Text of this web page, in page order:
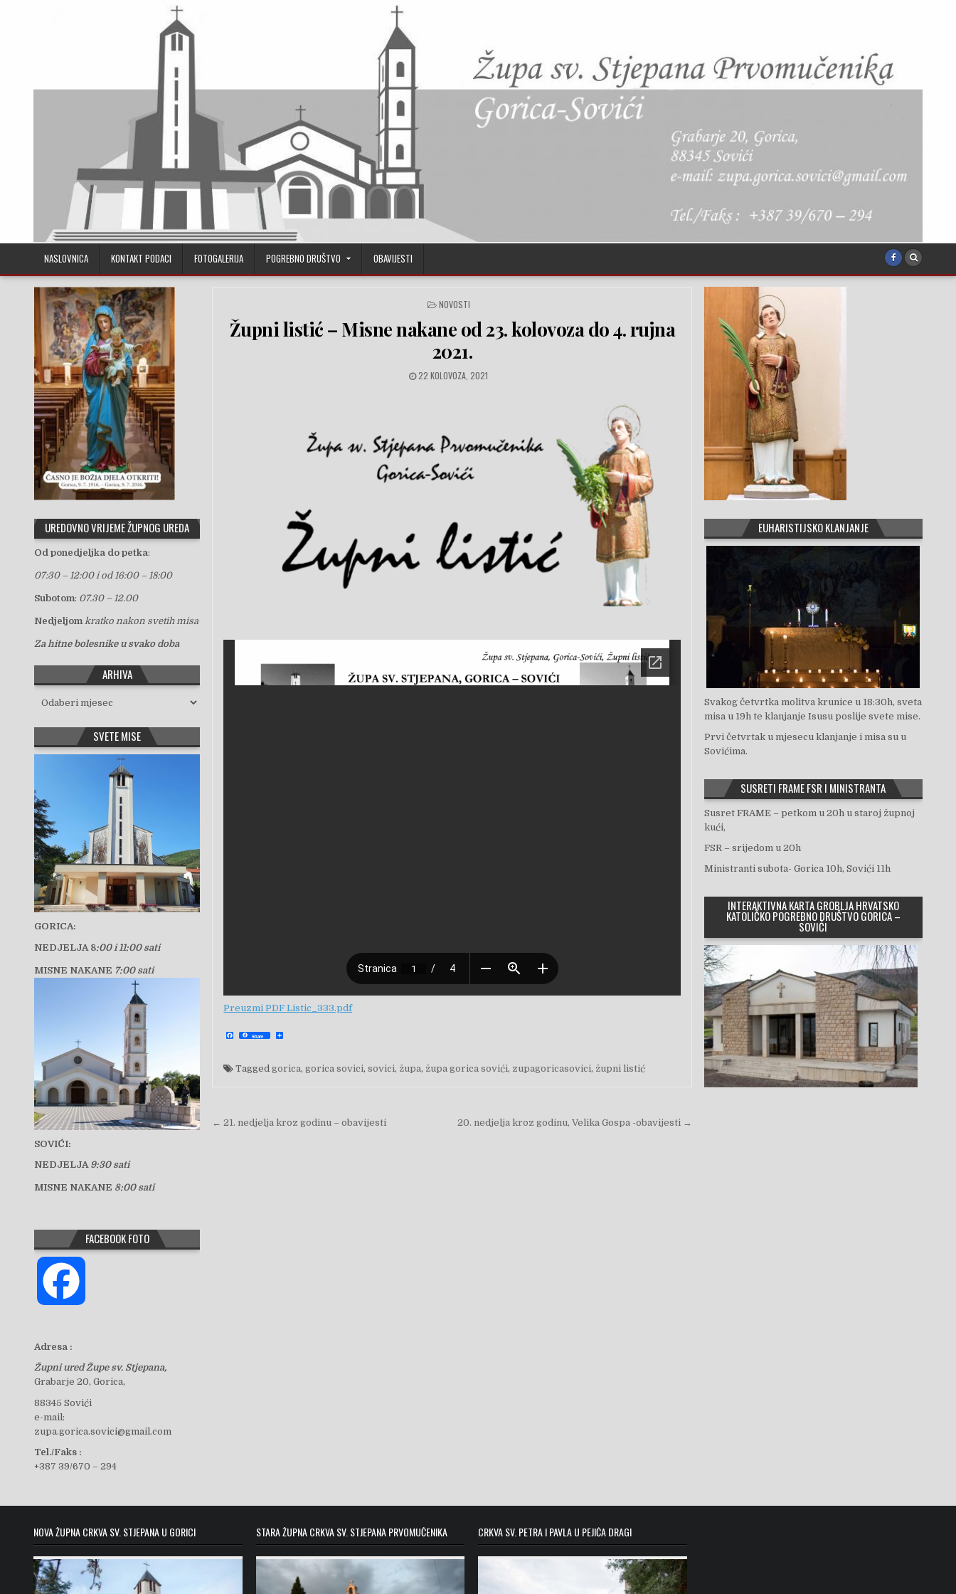
NASLOVNICA KONTAKT PODACI FOTOGALERIJA POGREBNO DRUŠTVO OBAVIJESTI
POSTED IN
NOVOSTI
Župni listić – Misne nakane od 23. kolovoza do 4. rujna
2021.
PUBLISHED DATE:
22 KOLOVOZA, 2021
Preuzmi PDF Listic_333.pdf
F
a
b
o
Share
e
Tagged gorica, gorica sovici,sovici, župa, župa gorica sovići, zupagoricasovici, župni listić
Navigacija objava 20. nedjelja kroz godinu, Velika Gospa -obavijesti →
← 21. nedjelja kroz godinu – obavijesti
UREDOVNO VRIJEME ŽUPNOG UREDA
Od ponedjeljka do petka:
07:30 – 12:00 i od 16:00 – 18:00
Subotom: 07.30 – 12.00
Nedjeljom kratko nakon svetih misa
Za hitne bolesnike u svako doba
ARHIVA
Arhiva
SVETE MISE
GORICA:
NEDJELJA 8:00 i 11:00 sati
MISNE NAKANE 7:00 sati
SOVIĆI:
NEDJELJA 9:30 sati
MISNE NAKANE 8:00 sati
FACEBOOK FOTO
c
o
Adresa :
Župni ured Župe sv. Stjepana,
Grabarje 20, Gorica,
88345 Sovići
e-mail:
zupa.gorica.sovici@gmail.com
Tel./Faks :
+387 39/670 – 294
EUHARISTIJSKO KLANJANJE
Svakog četvrtka molitva krunice u 18:30h, sveta
misa u 19h te klanjanje Isusu poslije svete mise.
Prvi četvrtak u mjesecu klanjanje i misa su u
Sovićima.
SUSRETI FRAME FSR I MINISTRANTA
Susret FRAME – petkom u 20h u staroj župnoj
kući,
FSR – srijedom u 20h
Ministranti subota- Gorica 10h, Sovići 11h
INTERAKTIVNA KARTA GROBLJA HRVATSKO
KATOLIČKO POGREBNO DRUŠTVO GORICA –
SOVIĆI
NOVA ŽUPNA CRKVA SV. STJEPANA U GORICI STARA ŽUPNA CRKVA SV. STJEPANA PRVOMUČENIKA CRKVA SV. PETRA I PAVLA U PEJIĆA DRAGI